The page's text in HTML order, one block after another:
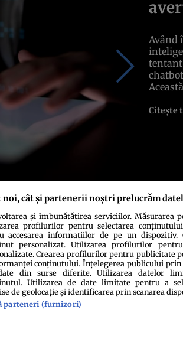
Având
Citește
şi condiţii Echipa redacțională ContactSetări
noi, cât și partenerii noștri prelucrăm
și îmbunătățirea serviciilor. Măsurarea
profilurilor pentru selectarea conținutului
accesarea informațiilor de pe un
personalizat. Utilizarea profilurilor
Crearea profilurilor pentru publicitate
conținutului. Înțelegerea publicului prin
din surse diferite. Utilizarea datelor
Utilizarea de date limitate pentru a
de geolocație și identificarea prin scanarea
parteneri (furnizori)